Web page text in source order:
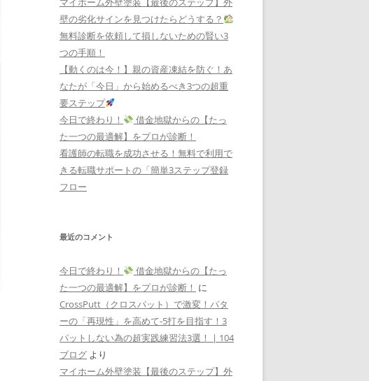
壁の劣化サインを見つけたらどうする？
無料診断を依頼して損しないための賢い3
つの手順！
【動くのは今！】親の資産凍結を防ぐ！あ
なたが「今日」から始めるべき3つの超重
要ステップ
今日で終わり！
借金地獄からの【たっ
た一つの最適解】をプロが診断！
看護師の転職を成功させる！無料で利用で
きる転職サポートの「簡単3ステップ登録
フロー
最近のコメント
今日で終わり！
借金地獄からの【たっ
た一つの最適解】をプロが診断！ に
CrossPutt（クロスパット）で激変！パタ
ーの「再現性」を高めて-5打を目指す！3
パットしない為の超実践練習法3選！ | 104
ブログ より
マイホーム外壁塗装【最後のステップ】外